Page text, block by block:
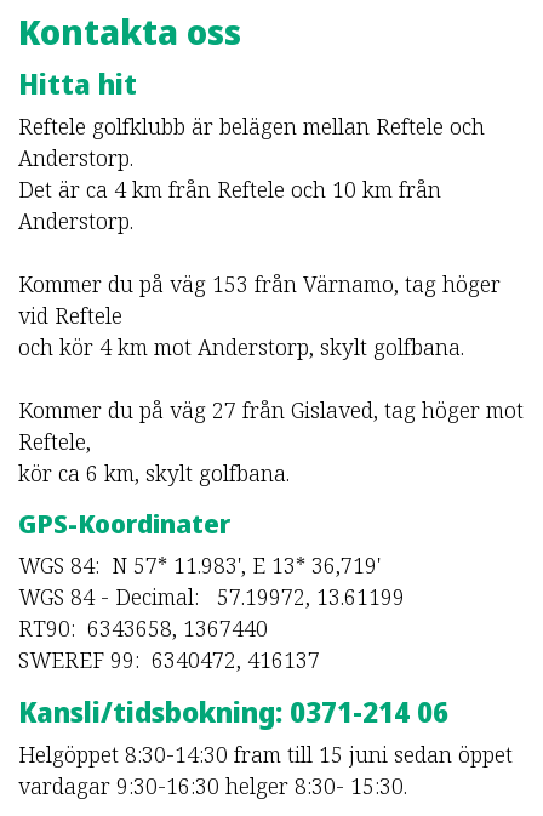
Kontakta oss
Hitta hit
Reftele golfklubb är belägen mellan Reftele och
Anderstorp.
Det är ca 4 km från Reftele och 10 km från
Anderstorp.
Kommer du på väg 153 från Värnamo, tag höger
vid Reftele
och kör 4 km mot Anderstorp, skylt golfbana.
Kommer du på väg 27 från Gislaved, tag höger mot
Reftele,
kör ca 6 km, skylt golfbana.
GPS-Koordinater
WGS 84: N 57* 11.983', E 13* 36,719'
WGS 84 - Decimal: 57.19972, 13.61199
RT90: 6343658, 1367440
SWEREF 99: 6340472, 416137
Kansli/tidsbokning: 0371-214 06
Helgöppet 8:30-14:30 fram till 15 juni sedan öppet
vardagar 9:30-16:30 helger 8:30- 15:30.